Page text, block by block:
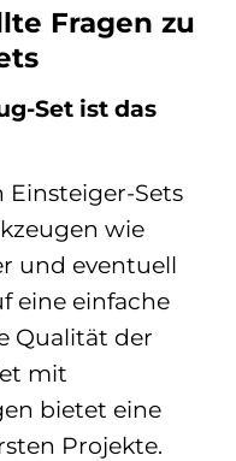
Fragen zu
Set ist das
Einsteiger-Sets
wie
und eventuell
eine einfache
Qualität der
mit
bietet eine
Projekte.